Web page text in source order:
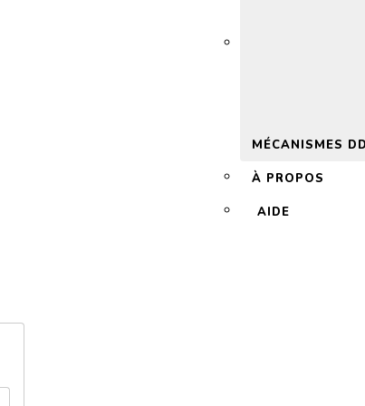
MÉCANISMES
À PROPOS
AIDE